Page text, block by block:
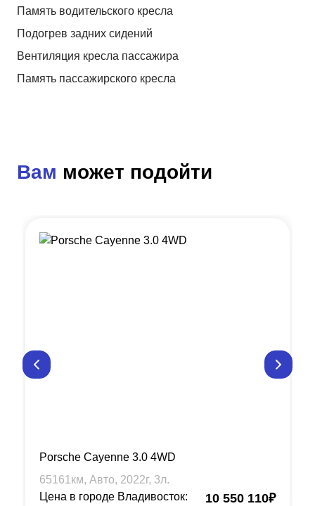
Память водительского кресла
Подогрев задних сидений
Вентиляция кресла пассажира
Память пассажирского кресла
Вам может подойти
Porsche Cayenne 3.0 4WD
65161 км, Авто, 2022г, 3л.
Цена в городе Владивосток:
10 550 110₽